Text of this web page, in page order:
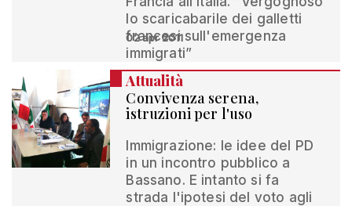
lo scaricabarile dei galletti
francesi sull'emergenza
immigrati”
02 apr 2011
Attualità
Convivenza serena,
istruzioni per l'uso
Immigrazione: le idee del PD
in un incontro pubblico a
Bassano. E intanto si fa
strada l'ipotesi del voto agli